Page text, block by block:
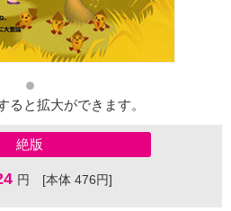
ると拡大ができます。
絶版
円 [本体 476円]